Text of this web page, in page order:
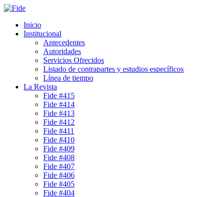
Inicio
Institucional
Antecedentes
Autoridades
Servicios Ofrecidos
Listado de contrapartes y estudios específicos
Línea de tiempo
La Revista
Fide #415
Fide #414
Fide #413
Fide #412
Fide #411
Fide #410
Fide #409
Fide #408
Fide #407
Fide #406
Fide #405
Fide #404